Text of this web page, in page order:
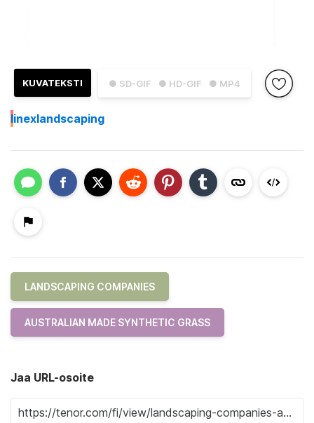
● SD-GIF ● HD-GIF ● MP4
KUVATEKSTI
Iinexlandscaping
LANDSCAPING COMPANIES
AUSTRALIAN MADE SYNTHETIC GRASS
Jaa URL-osoite